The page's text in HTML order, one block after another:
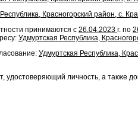
Красногорский район, с.
принимаются с 26.04.2023 г. по
Удмуртская Республика,
Удмуртская Республика,
личность, а также